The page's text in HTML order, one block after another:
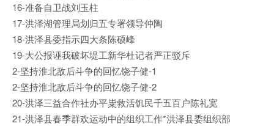
16-准备自卫战刘玉柱
17-洪泽湖管理局划归五专署领导仲陶
18-洪泽县委指示四大条陈硕峰
19-大公报诬我破坏堤工新华杜记者严正驳斥
2-坚持淮北敌后斗争的回忆饶子健-1
2-坚持淮北敌后斗争的回忆饶子健-2
20-洪泽三益合作社办平粜救活饥民千五百户陈礼宽
21-洪泽县春季群欢运动中的组织工作*洪泽县委组织部